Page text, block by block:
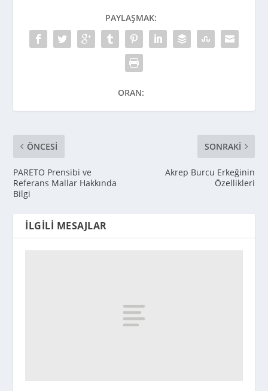
PAYLAŞMAK:
ORAN:
ÖNCESI
PARETO Prensibi ve
Referans Mallar Hakkında
Bilgi
SONRAKI
Akrep Burcu Erkeğinin
Özellikleri
İLGILI MESAJLAR